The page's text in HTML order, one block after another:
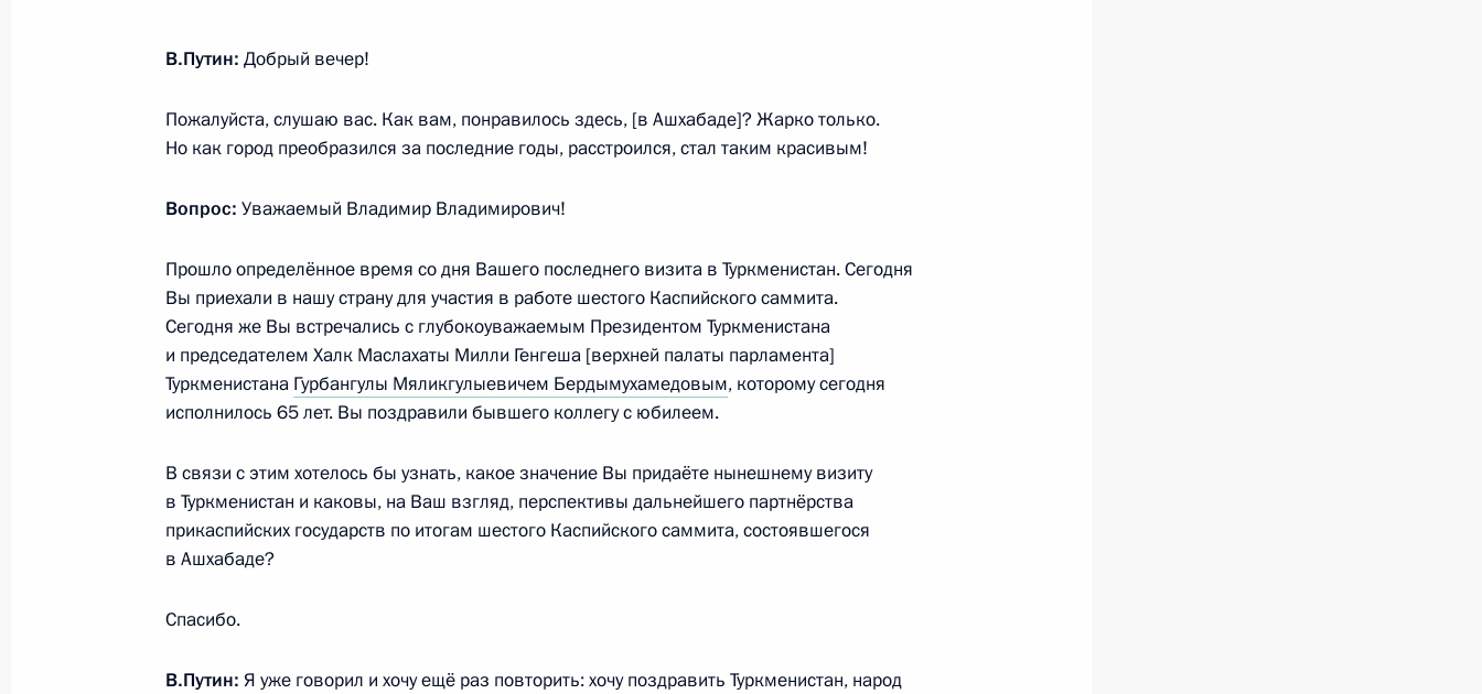
5 июля 2022 года, вторник
Мирзиёевым
Встреча с главой Республики Мордовия Артёмом Здуновым
5 июля 2022 года, 13:55 Москва, Кремль
4 июля 2022 года, понедельник
Встреча с Министром обороны Сергеем Шойгу
4 июля 2022 года, 13:30
1
1 июля 2022 года, пятница
В.Путин: Добрый вечер!
Пожалуйста, слушаю вас. Как вам, понравилось здесь, [в Ашхабаде]? Жарко только.
Но как город преобразился за последние годы, расстроился, стал таким красивым!
Вопрос: Уважаемый Владимир Владимирович!
Прошло определённое время со дня Вашего последнего визита в Туркменистан. Сегодня
Вы приехали в нашу страну для участия в работе шестого Каспийского саммита.
Сегодня же Вы встречались с глубокоуважаемым Президентом Туркменистана
и председателем Халк Маслахаты Милли Генгеша [верхней палаты парламента]
Туркменистана Гурбангулы Мяликгулыевичем Бердымухамедовым, которому сегодня
исполнилось 65 лет. Вы поздравили бывшего коллегу с юбилеем.
В связи с этим хотелось бы узнать, какое значение Вы придаёте нынешнему визиту
в Туркменистан и каковы, на Ваш взгляд, перспективы дальнейшего партнёрства
прикаспийских государств по итогам шестого Каспийского саммита, состоявшегося
в Ашхабаде?
Спасибо.
В.Путин: Я уже говорил и хочу ещё раз повторить: хочу поздравить Туркменистан, народ